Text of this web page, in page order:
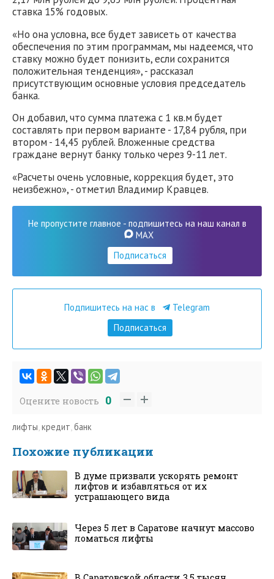
ставка 15% годовых.
«Но она условна, все будет зависеть от качества
обеспечения по этим программам, мы надеемся, что
ставку можно будет понизить, если сохранится
положительная тенденция», - рассказал
присутствующим основные условия председатель
банка.
Он добавил, что сумма платежа с 1 кв.м будет
составлять при первом варианте - 17,84 рубля, при
втором - 14,45 рублей. Вложенные средства
граждане вернут банку только через 9-11 лет.
«Расчеты очень условные, коррекция будет, это
неизбежно», - отметил Владимир Кравцев.
Не пропустите главное - подпишитесь на наш канал в
MAX
Подписаться
Подпишитесь на нас в
Telegram
Подписаться
Оцените новость 0
лифты,кредит,банк
Похожие публикации
В думе призвали ускорять ремонт
лифтов и избавляться от их
устрашающего вида
Через 5 лет в Саратове начнут массово
ломаться лифты